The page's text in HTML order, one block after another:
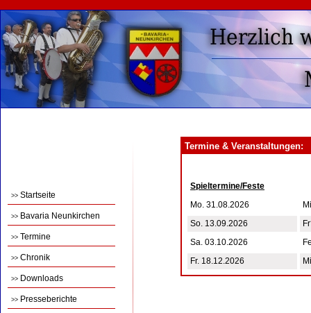
>> Startseite
>> Bavaria Neunkirchen
>> Termine
>> Chronik
>> Downloads
>> Presseberichte
Termine & Veranstaltungen:
Spieltermine/Feste
Mo. 31.08.2026
So. 13.09.2026
Sa. 03.10.2026
Fr. 18.12.2026